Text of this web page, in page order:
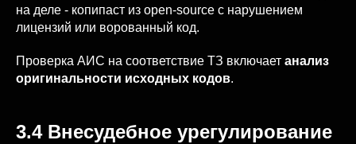
на деле - копипаст из open-source с нарушением
лицензий или ворованный код.
Проверка АИС на соответствие ТЗ включает анализ
оригинальности исходных кодов.
3.4 Внесудебное урегулирование